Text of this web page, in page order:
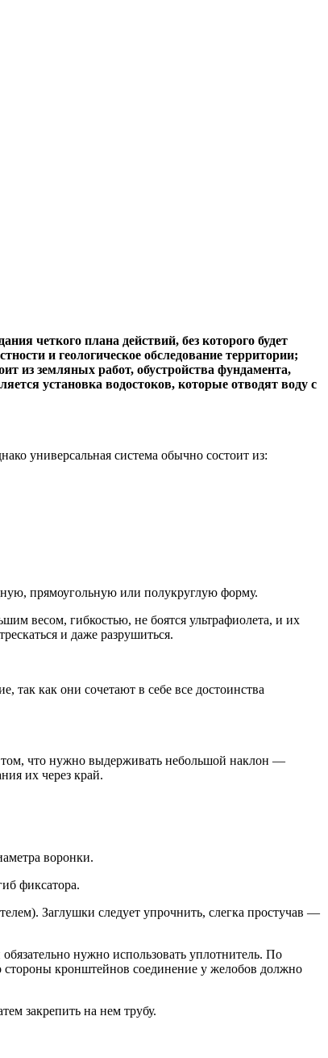
четкого плана действий, без которого будет
и геологическое обследование территории;
из земляных работ, обустройства фундамента,
установка водостоков, которые отводят воду с
универсальная система обычно состоит из:
прямоугольную или полукруглую форму.
весом, гибкостью, не боятся ультрафиолета, и их
и даже разрушиться.
как они сочетают в себе все достоинства
что нужно выдерживать небольшой наклон —
их через край.
воронки.
фиксатора.
Заглушки следует упрочнить, слегка простучав —
нужно использовать уплотнитель. По
стороны кронштейнов соединение у желобов должно
закрепить на нем трубу.